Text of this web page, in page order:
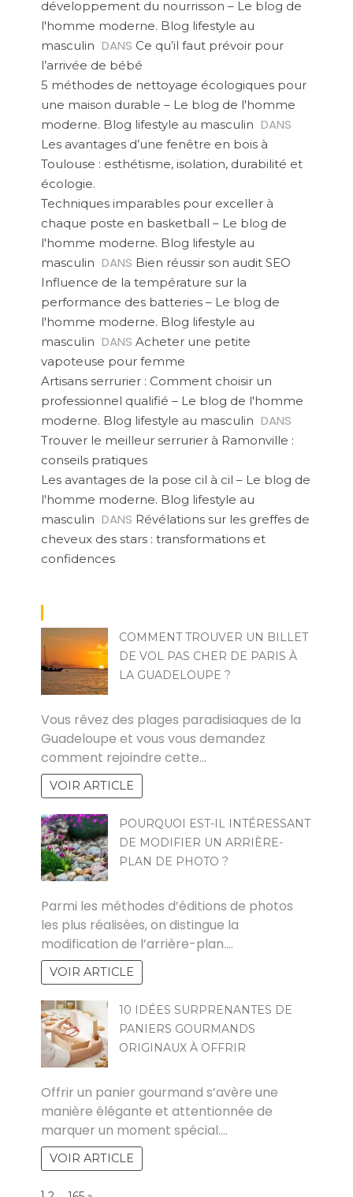
développement du nourrisson – Le blog de
l'homme moderne. Blog lifestyle au
masculin DANS Ce qu’il faut prévoir pour
l’arrivée de bébé
5 méthodes de nettoyage écologiques pour
une maison durable – Le blog de l'homme
moderne. Blog lifestyle au masculin DANS
Les avantages d’une fenêtre en bois à
Toulouse : esthétisme, isolation, durabilité et
écologie.
Techniques imparables pour exceller à
chaque poste en basketball – Le blog de
l'homme moderne. Blog lifestyle au
masculin DANS Bien réussir son audit SEO
Influence de la température sur la
performance des batteries – Le blog de
l'homme moderne. Blog lifestyle au
masculin DANS Acheter une petite
vapoteuse pour femme
Artisans serrurier : Comment choisir un
professionnel qualifié – Le blog de l'homme
moderne. Blog lifestyle au masculin DANS
Trouver le meilleur serrurier à Ramonville :
conseils pratiques
Les avantages de la pose cil à cil – Le blog de
l'homme moderne. Blog lifestyle au
masculin DANS Révélations sur les greffes de
cheveux des stars : transformations et
confidences
COMMENT TROUVER UN BILLET
DE VOL PAS CHER DE PARIS À
LA GUADELOUPE ?
Vous rêvez des plages paradisiaques de la
Guadeloupe et vous vous demandez
comment rejoindre cette…
VOIR ARTICLE
POURQUOI EST-IL INTÉRESSANT
DE MODIFIER UN ARRIÈRE-
PLAN DE PHOTO ?
Parmi les méthodes d’éditions de photos
les plus réalisées, on distingue la
modification de l’arrière-plan.…
VOIR ARTICLE
10 IDÉES SURPRENANTES DE
PANIERS GOURMANDS
ORIGINAUX À OFFRIR
Offrir un panier gourmand s’avère une
manière élégante et attentionnée de
marquer un moment spécial.…
VOIR ARTICLE